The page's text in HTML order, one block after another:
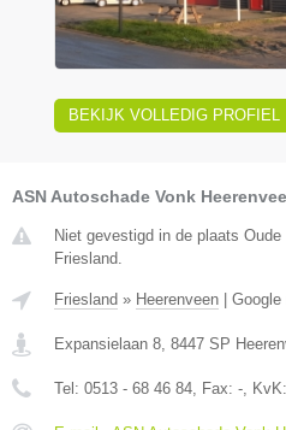
BEKIJK VOLLEDIG PROFIEL
ASN Autoschade Vonk
Niet gevestigd in de plaats
Friesland.
Friesland » Heerenveen | Google
Expansielaan 8 8447 SP
Tel: 0513 - 68 46 84 , Fax: - , KvK: